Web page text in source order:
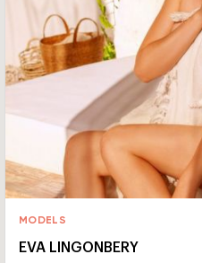
MODELS
EVA LINGONBERY